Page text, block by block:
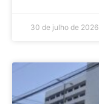
30 de julho de 2026